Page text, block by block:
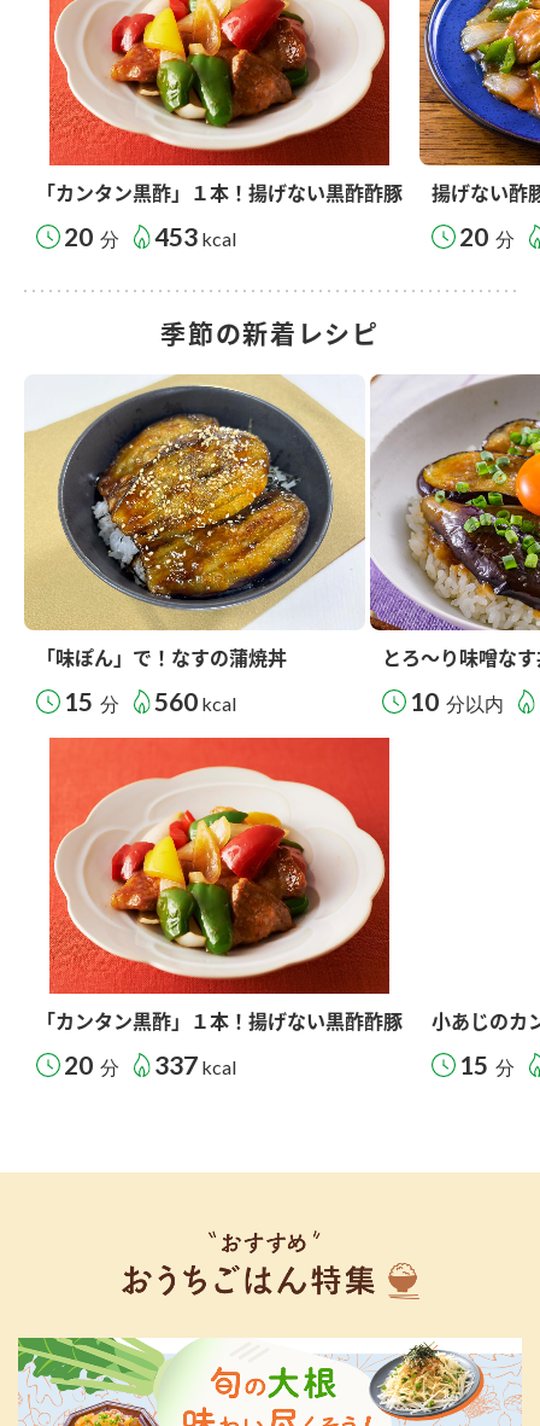
「カンタン黒酢」１本！揚げない黒酢酢豚
20 分 453 kcal
揚げない酢
20 分
季節の新着レシピ
「味ぽん」で！なすの蒲焼丼
15 分 560 kcal
とろ～り味噌な
10 分以内
「カンタン黒酢」１本！揚げない黒酢酢豚
20 分 337 kcal
小あじのカ
15 分